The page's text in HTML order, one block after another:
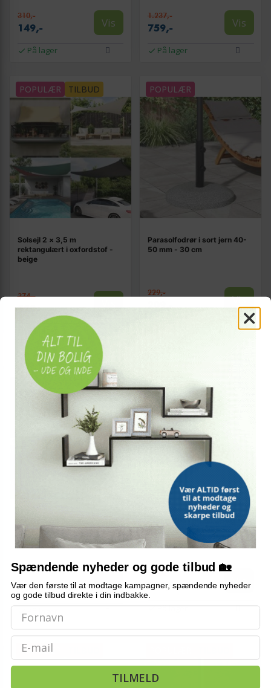
310,-
149,- Vis
På lager
1.237,-
759,- Vis
På lager
POPULÆR TILBUD
Solsejl 2 × 3,5 m
rektangulært i oxfordstof -
beige
374,-
329,-
På lager
POPULÆR
Parasolfodrør i sort jern 40-
50 mm - 30 cm
229,-
209,- Vis
POPULÆR
sandfarvet, vandafvisende
polyester
439,- Vis
Parasolfod i granit 30 kg -
rund, sort med hjul
1.102,-
699,- Vis
POPULÆR
Spændende nyheder og gode tilbud 🏡
Vær den første til at modtage kampagner, spændende nyheder
og gode tilbud direkte i din indbakke.
Email
TILMELD